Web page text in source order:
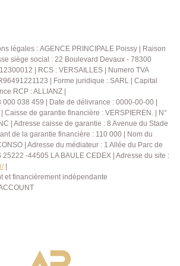
salarié Y.B)
légales : AGENCE PRINCIPALE Poissy | Raison
siège social : 22 Boulevard Devaux - 78300
| RCS : VERSAILLES | Numero TVA
| Forme juridique : SARL | Capital
RCP : ALLIANZ |
038 459 | Date de délivrance : 0000-00-00 |
Caisse de garantie financière : VERSPIEREN. | N°
| Adresse caisse de garantie : 8 Avenue du Stade
de la garantie financière : 110 000 | Nom du
| Adresse du médiateur : 1 Allée du Parc de
25222 -44505 LA BAULE CEDEX | Adresse du site :
|
et financièrement indépendante